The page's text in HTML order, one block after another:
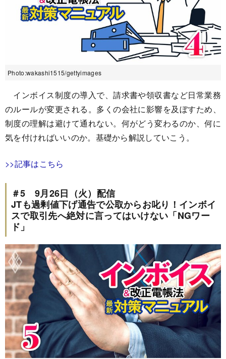
Photo:wakashi1515/gettyimages
インボイス制度の導入で、請求書や領収書など日常業務
のルールが変更される。多くの会社に影響を及ぼすため、
制度の理解は避けて通れない。何がどう変わるのか、何に
気を付ければいいのか。基礎から解説していこう。
>>記事はこちら
＃5 9月26日（火）配信
JTも過剰値下げ通告で公取からお叱り！インボイ
スで取引先へ絶対に言ってはいけない「NGワー
ド」